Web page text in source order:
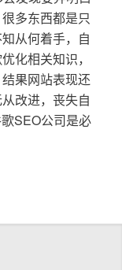
多东西都是只
从何着手，自
化相关知识，
果网站表现还
改进，丧失自
SEO公司是必